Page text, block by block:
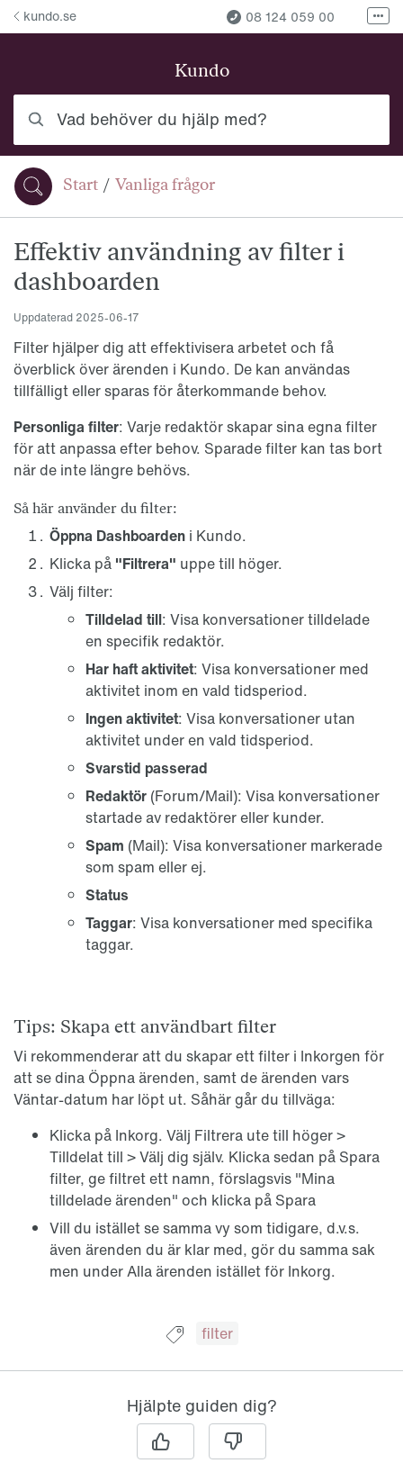
Hoppa till innehåll
Kundo
kundo.se
08 124 059 00
Fler
Du är här:Start / Vanliga frågor
Effektiv användning av filter i
dashboarden
Uppdaterad 2025-06-17
Filter hjälper dig att effektivisera arbetet och få
överblick över ärenden i Kundo. De kan användas
tillfälligt eller sparas för återkommande behov.
Personliga filter: Varje redaktör skapar sina egna filter
för att anpassa efter behov. Sparade filter kan tas bort
när de inte längre behövs.
Så här använder du filter:
Öppna Dashboarden i Kundo.
Klicka på "Filtrera" uppe till höger.
Välj filter:
Tilldelad till: Visa konversationer tilldelade
en specifik redaktör.
Har haft aktivitet: Visa konversationer med
aktivitet inom en vald tidsperiod.
Ingen aktivitet: Visa konversationer utan
aktivitet under en vald tidsperiod.
Svarstid passerad
Redaktör (Forum/Mail): Visa konversationer
startade av redaktörer eller kunder.
Spam (Mail): Visa konversationer markerade
som spam eller ej.
Status
Taggar: Visa konversationer med specifika
taggar.
Tips: Skapa ett användbart filter
Vi rekommenderar att du skapar ett filter i Inkorgen för
att se dina Öppna ärenden, samt de ärenden vars
Väntar-datum har löpt ut. Såhär går du tillväga:
Klicka på Inkorg. Välj Filtrera ute till höger >
Tilldelat till > Välj dig själv. Klicka sedan på Spara
filter, ge filtret ett namn, förslagsvis "Mina
tilldelade ärenden" och klicka på Spara
Vill du istället se samma vy som tidigare, d.v.s.
även ärenden du är klar med, gör du samma sak
men under Alla ärenden istället för Inkorg.
Guide taggad med:
filter
Hjälpte guiden dig?